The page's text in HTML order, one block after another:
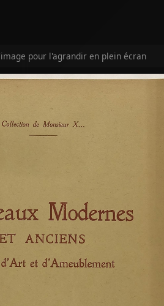
pour l'agrandir en plein écran